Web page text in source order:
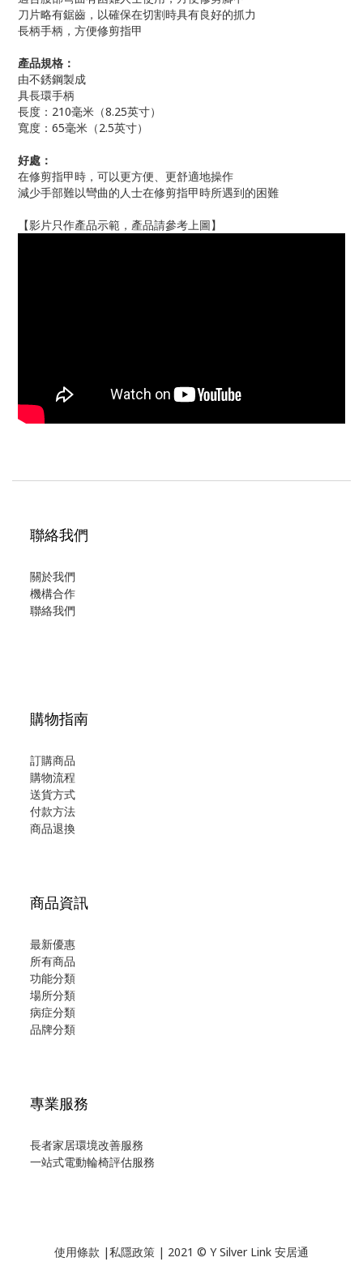
刀片略有鋸齒，以確保在切割時具有良好的抓力
長柄手柄，方便修剪指甲
產品規格：
由不銹鋼製成
具長環手柄
長度：210毫米（8.25英寸）
寬度：65毫米（2.5英寸）
好處：
在修剪指甲時，可以更方便、更舒適地操作
減少手部難以彎曲的人士在修剪指甲時所遇到的困難
【影片只作產品示範，產品請參考上圖】
聯絡我們
關於我們
機構合作
聯絡我們
購物指南
訂購商品
購物流程
送貨方式
付款方法
商品退換
商品資訊
最新優惠
所有商品
功能分類
場所分類
病症分類
品牌分類
專業服務
長者家居環境改善服務
一站式電動輪椅評估服務
使用條款 |私隱政策 | 2021 © Y Silver Link 安居通